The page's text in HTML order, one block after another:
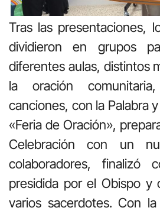
Tras las presentaciones,
dividieron en grupos
diferentes aulas, distintos
la oración
canciones, con la Palabra
«Feria de Oración»,
Celebración con un
colaboradores, finalizó
presidida por el Obispo y
varios sacerdotes. Con